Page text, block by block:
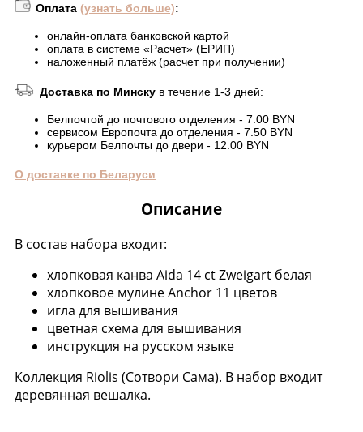
Оплата (узнать больше):
онлайн-оплата банковской картой
оплата в системе «Расчет» (ЕРИП)
наложенный платёж (расчет при получении)
Доставка по Минску в течение 1-3 дней:
Белпочтой до почтового отделения - 7.00 BYN
сервисом Европочта до отделения - 7.50 BYN
курьером Белпочты до двери - 12.00 BYN
О доставке по Беларуси
Описание
В состав набора входит:
хлопковая канва Aida 14 ct Zweigart белая
хлопковое мулине Anchor 11 цветов
игла для вышивания
цветная схема для вышивания
инструкция на русском языке
Коллекция Riolis (Сотвори Сама). В набор входит
деревянная вешалка.